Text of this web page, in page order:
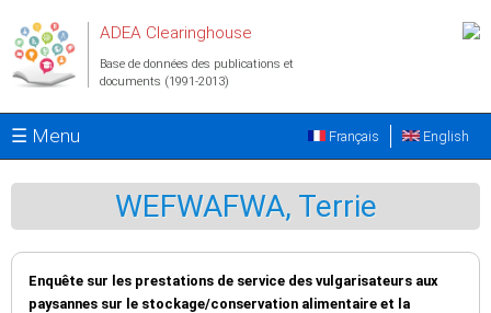
ADEA Clearinghouse
Base de données des publications et
documents (1991-2013)
☰ Menu English
Français
WEFWAFWA, Terrie
Enquête sur les prestations de service des vulgarisateurs aux
paysannes sur le stockage/conservation alimentaire et la